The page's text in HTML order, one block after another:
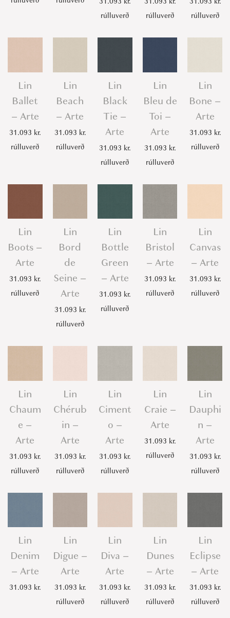
r
a
n
t
i
t
y
rúlluverð
rúlluverð
rúlluverð
Lin
Ballet
– Arte
31.093 kr.
rúlluverð
Lin
Beach
– Arte
31.093 kr.
rúlluverð
Lin
Black
Tie –
Arte
31.093 kr.
rúlluverð
Lin
Bleu de
Toi –
Arte
31.093 kr.
rúlluverð
Lin
Bone –
Arte
31.093 kr.
rúlluverð
Lin
Boots –
Arte
31.093 kr.
rúlluverð
Lin
Bord
de
Seine –
Arte
31.093 kr.
rúlluverð
Lin
Bottle
Green
– Arte
31.093 kr.
rúlluverð
Lin
Bristol
– Arte
31.093 kr.
rúlluverð
Lin
Canvas
– Arte
31.093 kr.
rúlluverð
Lin
Chaum
e –
Arte
31.093 kr.
rúlluverð
Lin
Chérub
in –
Arte
31.093 kr.
rúlluverð
Lin
Ciment
o –
Arte
31.093 kr.
rúlluverð
Lin
Craie –
Arte
31.093 kr.
rúlluverð
Lin
Dauphi
n –
Arte
31.093 kr.
rúlluverð
Lin
Denim
– Arte
31.093 kr.
Lin
Digue –
Arte
31.093 kr.
rúlluverð
Lin
Diva –
Arte
31.093 kr.
rúlluverð
Lin
Dunes
– Arte
31.093 kr.
rúlluverð
Lin
Eclipse
– Arte
31.093 kr.
rúlluverð